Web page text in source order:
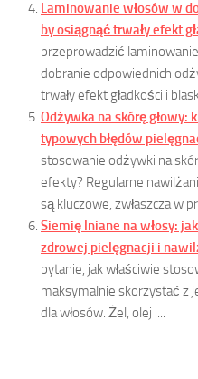
Laminowanie włosów w
by osiągnąć trwały efekt
przeprowadzić
dobranie odpowiednich
trwały efekt gładkości i
Odżywka na skórę głowy:
typowych błędów
stosowanie odżywki na
efekty? Regularne
są kluczowe, zwłaszcza w
Siemię lniane na włosy:
zdrowej pielęgnacji i
pytanie, jak właściwie
maksymalnie skorzystać z
dla włosów. Żel, olej i...